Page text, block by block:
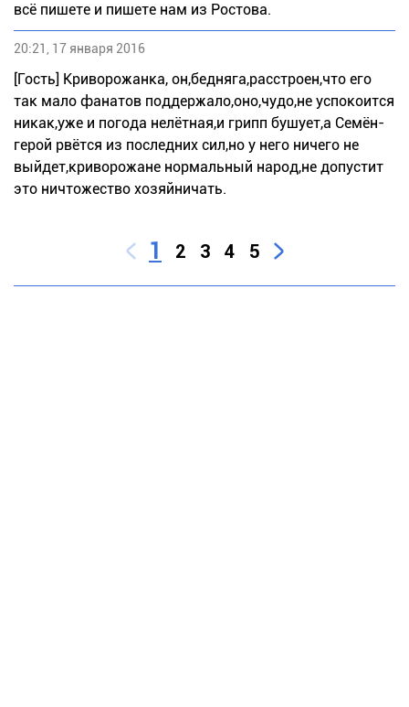
всё пишете и пишете нам из Ростова.
20:21, 17 января 2016
[Гость] Криворожанка, он,бедняга,расстроен,что его
так мало фанатов поддержало,оно,чудо,не успокоится
никак,уже и погода нелётная,и грипп бушует,а Семён-
герой рвётся из последних сил,но у него ничего не
выйдет,криворожане нормальный народ,не допустит
это ничтожество хозяйничать.
1 2 3 4 5